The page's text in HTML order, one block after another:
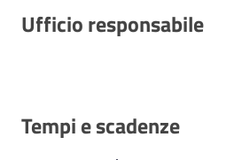
Ufficio responsabile
Tempi e scadenze